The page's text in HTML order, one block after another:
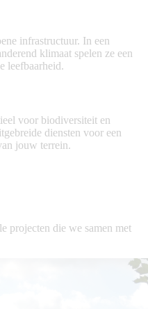
infrastructuur. In een
klimaat spelen ze een
leefbaarheid.
voor biodiversiteit en
diensten voor een
jouw terrein.
projecten die we samen met